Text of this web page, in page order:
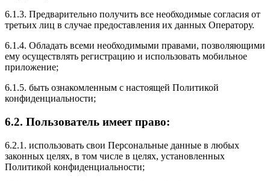
6.1.3. Предварительно получить все необходимые согласия от
третьих лиц в случае предоставления их данных Оператору.
6.1.4. Обладать всеми необходимыми правами, позволяющими
ему осуществлять регистрацию и использовать мобильное
приложение;
6.1.5. быть ознакомленным с настоящей Политикой
конфиденциальности;
6.2. Пользователь имеет право:
6.2.1. использовать свои Персональные данные в любых
законных целях, в том числе в целях, установленных
Политикой конфиденциальности;